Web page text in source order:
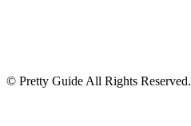
© Pretty Guide All Rights Reserved.